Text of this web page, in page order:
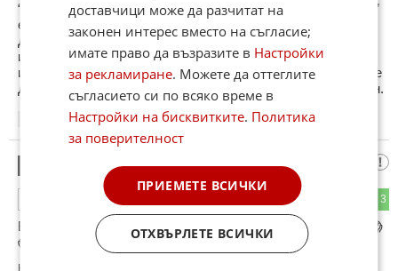
“леФски" е ЗАКРИТ на 27.08.1949 г. Да повторим - “леФски”
е ЗАКРИТ, а не преименуван! Преименуваният клуб е
ДИНАМО, който припозналите го “леФскари” преименуват
имитационно на “леФски” през 1957 година. Но грозната
истина е, че от ДИНАМО “левски” НЕ става. ДИНАМО си е
ДИНАМО, колкото и да му сменяте името, емлбемата и т.н.
16.06.2026
Олеле майко!
3
Всичките изброени са непреодолими колоси за Подуяне!😱
😱😱☹️☹️☹️
доставчици може да разчитат на
законен интерес вместо на съгласие;
имате право да възразите в Настройки
за рекламиране. Можете да оттеглите
съгласието си по всяко време в
Настройки на бисквитките. Политика
за поверителност
ПРИЕМЕТЕ ВСИЧКИ
ОТХВЪРЛЕТЕ ВСИЧКИ